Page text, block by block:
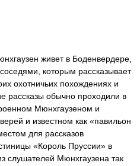
живет в Боденвердере,
которым рассказывает
охотничьих похождениях и
рассказы обычно проходили в
Мюнхгаузеном и
и известном как «павильон
для рассказов
«Король Пруссии» в
слушателей Мюнхгаузена так